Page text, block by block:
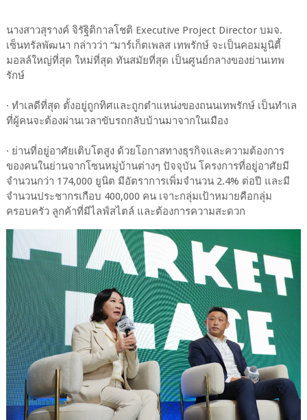
นางสาวสุรางค์ จิรัฐิติกาลโชติ Executive Project Director บมจ.
เซ็นทรัลพัฒนา กล่าวว่า “มาร์เก็ตเพลส เทพรักษ์ จะเป็นคอมมูนิตี้
มอลล์ใหญ่ที่สุด ใหม่ที่สุด ทันสมัยที่สุด เป็นศูนย์กลางของย่านเทพ
รักษ์
· ทำเลดีที่สุด ตั้งอยู่ถูกทิศและถูกตำแหน่งของถนนเทพรักษ์ เป็นทำเล
ที่ผู้คนจะต้องผ่านเวลาขับรถกลับบ้านมาจากในเมือง
· ย่านที่อยู่อาศัยเติบโตสูง ด้วยโอกาสทางธุรกิจและความต้องการ
ของคนในย่านจากโซนหมู่บ้านต่างๆ ปัจจุบัน โครงการที่อยู่อาศัยมี
จำนวนกว่า 174,000 ยูนิต มีอัตราการเพิ่มจำนวน 2.4% ต่อปี และมี
จำนวนประชากรเกือบ 400,000 คน เจาะกลุ่มเป้าหมายคือกลุ่ม
ครอบครัว ลูกค้าที่มีไลฟ์สไตล์ และต้องการความสะดวก